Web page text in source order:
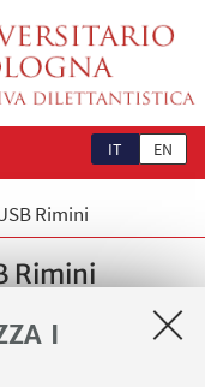
I
IT EN
Rimini
Rimini